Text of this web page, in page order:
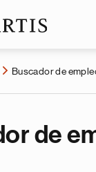
Buscador de
de